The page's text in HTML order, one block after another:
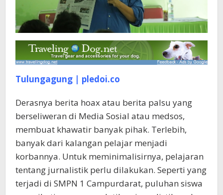
Tulungagung | pledoi.co
Derasnya berita hoax atau berita palsu yang
berseliweran di Media Sosial atau medsos,
membuat khawatir banyak pihak. Terlebih,
banyak dari kalangan pelajar menjadi
korbannya. Untuk meminimalisirnya, pelajaran
tentang jurnalistik perlu dilakukan. Seperti yang
terjadi di SMPN 1 Campurdarat, puluhan siswa